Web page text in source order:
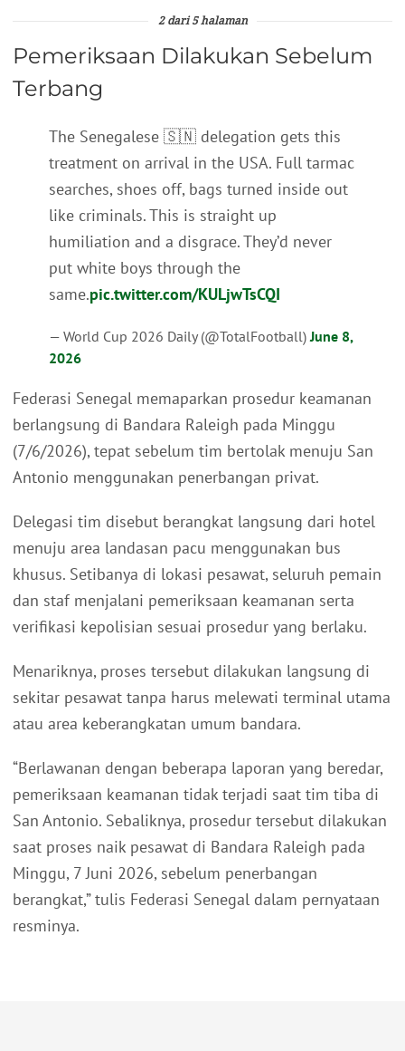
2 dari 5 halaman
Pemeriksaan Dilakukan Sebelum
Terbang
The Senegalese 🇸🇳 delegation gets this
treatment on arrival in the USA. Full tarmac
searches, shoes off, bags turned inside out
like criminals. This is straight up
humiliation and a disgrace. They’d never
put white boys through the
same.pic.twitter.com/KULjwTsCQI
— World Cup 2026 Daily (@TotalFootball)June 8,
2026
Federasi Senegal memaparkan prosedur keamanan
berlangsung di Bandara Raleigh pada Minggu
(7/6/2026), tepat sebelum tim bertolak menuju San
Antonio menggunakan penerbangan privat.
Delegasi tim disebut berangkat langsung dari hotel
menuju area landasan pacu menggunakan bus
khusus. Setibanya di lokasi pesawat, seluruh pemain
dan staf menjalani pemeriksaan keamanan serta
verifikasi kepolisian sesuai prosedur yang berlaku.
Menariknya, proses tersebut dilakukan langsung di
sekitar pesawat tanpa harus melewati terminal utama
atau area keberangkatan umum bandara.
“Berlawanan dengan beberapa laporan yang beredar,
pemeriksaan keamanan tidak terjadi saat tim tiba di
San Antonio. Sebaliknya, prosedur tersebut dilakukan
saat proses naik pesawat di Bandara Raleigh pada
Minggu, 7 Juni 2026, sebelum penerbangan
berangkat,” tulis Federasi Senegal dalam pernyataan
resminya.